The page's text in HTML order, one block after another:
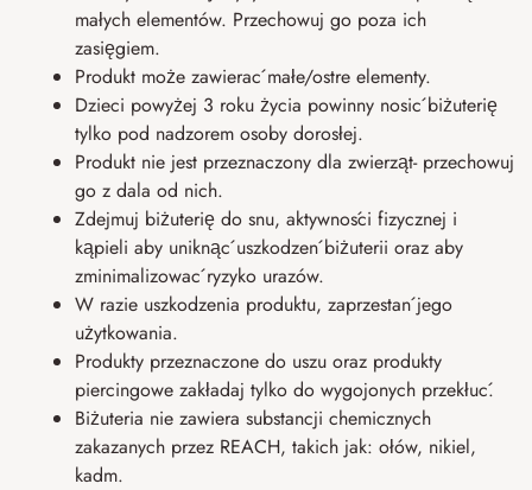
małych elementów. Przechowuj go poza ich
zasięgiem.
Produkt może zawierać małe/ostre elementy.
Dzieci powyżej 3 roku życia powinny nosić biżuterię
tylko pod nadzorem osoby dorosłej.
Produkt nie jest przeznaczony dla zwierząt- przechowuj
go z dala od nich.
Zdejmuj biżuterię do snu, aktywności fizycznej i
kąpieli aby uniknąć uszkodzeń biżuterii oraz aby
zminimalizować ryzyko urazów.
W razie uszkodzenia produktu, zaprzestań jego
użytkowania.
Produkty przeznaczone do uszu oraz produkty
piercingowe zakładaj tylko do wygojonych przekłuć.
Biżuteria nie zawiera substancji chemicznych
zakazanych przez REACH, takich jak: ołów, nikiel,
kadm.